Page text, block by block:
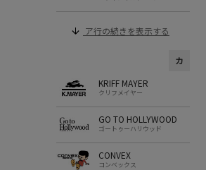
ア行の続きを表示する
カ
KRIFF MAYER
クリフメイヤー
GO TO HOLLYWOOD
ゴートゥーハリウッド
CONVEX
コンベックス